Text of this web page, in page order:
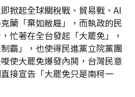
掀起全球關稅戰、貿易戰、AI
蘭「棄如敝屣」，而執政的民
忙著在全台發起「大罷免」，
霸」，也使得民進黨立院黨團
使大罷免爆發內鬨，台灣民意
接宣告「大罷免只是南柯一